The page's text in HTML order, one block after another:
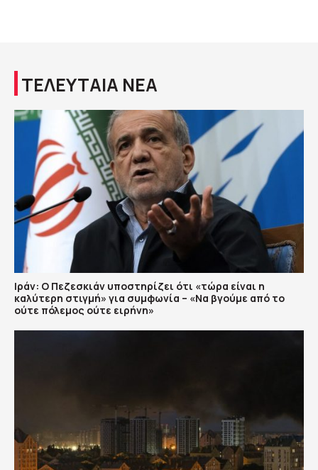
ΤΕΛΕΥΤΑΙΑ ΝΕΑ
Ιράν: Ο Πεζεσκιάν υποστηρίζει ότι «τώρα είναι η
καλύτερη στιγμή» για συμφωνία – «Να βγούμε από το
ούτε πόλεμος ούτε ειρήνη»